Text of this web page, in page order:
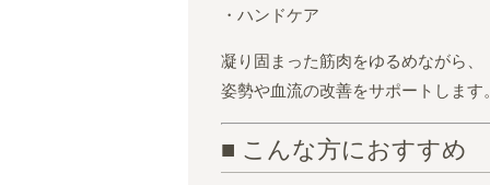
・ハンドケア
凝り固まった筋肉をゆるめながら、
姿勢や血流の改善をサポートします。
■ こんな方におすすめ